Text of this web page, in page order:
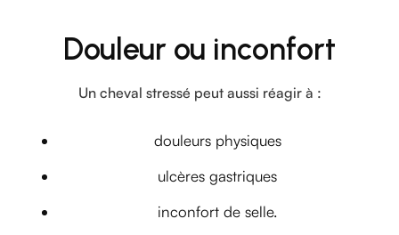
Douleur ou inconfort
Un cheval stressé peut aussi réagir à :
douleurs physiques
ulcères gastriques
inconfort de selle.